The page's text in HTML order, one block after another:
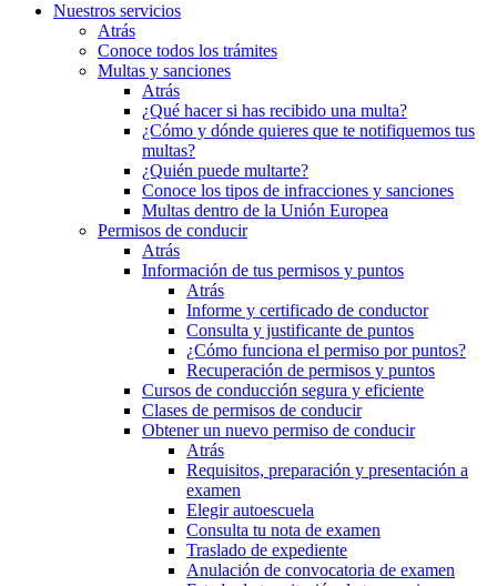
Nuestros servicios
Atrás
Conoce todos los trámites
Multas y sanciones
Atrás
¿Qué hacer si has recibido una multa?
¿Cómo y dónde quieres que te notifiquemos tus
multas?
¿Quién puede multarte?
Conoce los tipos de infracciones y sanciones
Multas dentro de la Unión Europea
Permisos de conducir
Atrás
Información de tus permisos y puntos
Atrás
Informe y certificado de conductor
Consulta y justificante de puntos
¿Cómo funciona el permiso por puntos?
Recuperación de permisos y puntos
Cursos de conducción segura y eficiente
Clases de permisos de conducir
Obtener un nuevo permiso de conducir
Atrás
Requisitos, preparación y presentación a
examen
Elegir autoescuela
Consulta tu nota de examen
Traslado de expediente
Anulación de convocatoria de examen